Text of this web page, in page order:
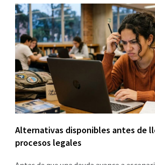
Alternativas disponibles antes de
procesos legales